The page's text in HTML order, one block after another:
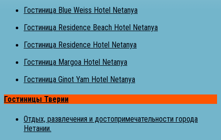
Гостиница Blue Weiss Hotel Netanya
Гостиница Residence Beach Hotel Netanya
Гостиница Residence Hotel Netanya
Гостиница Margoa Hotel Netanya
Гостиница Ginot Yam Hotel Netanya
Гостиницы Тверии
Отдых, развлечения и достопримечательности города
Нетании.